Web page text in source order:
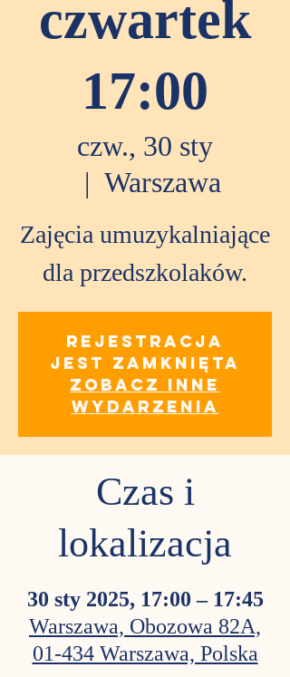
czwartek
17:00
czw., 30 sty
  |
Warszawa
Zajęcia umuzykalniające
dla przedszkolaków.
Rejestracja
jest zamknięta
Zobacz inne
wydarzenia
Czas i
lokalizacja
30 sty 2025, 17:00 – 17:45
Warszawa, Obozowa 82A,
01-434 Warszawa, Polska